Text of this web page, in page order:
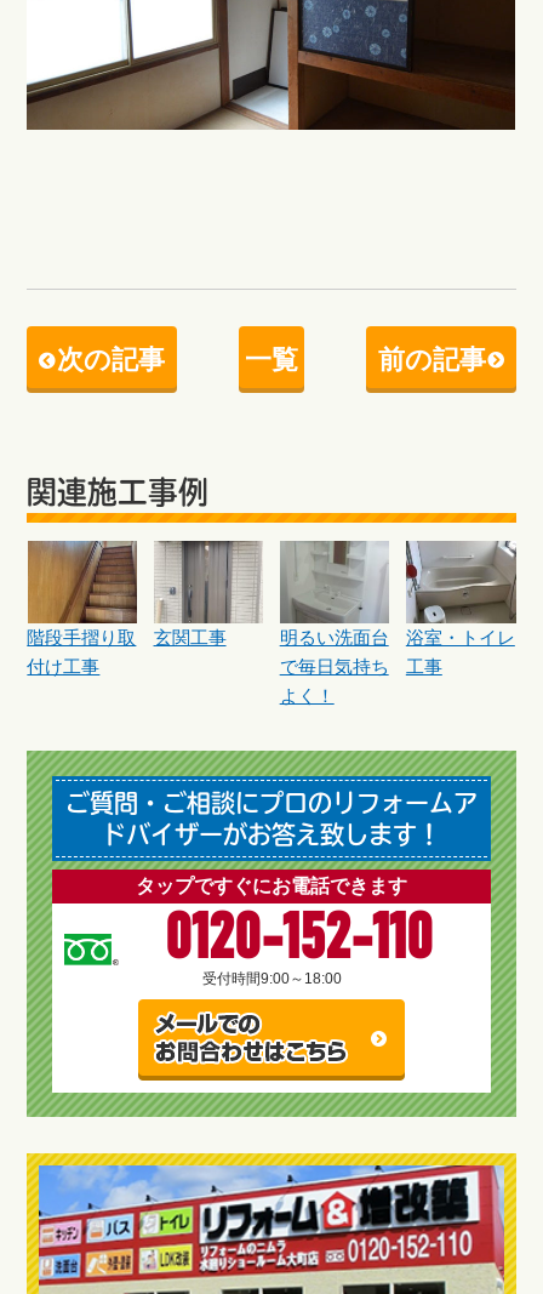
次の記事 一覧 前の記事
関連施工事例
階段手摺り取
付け工事
玄関工事
明るい洗面台
で毎日気持ち
よく！
浴室・トイレ
工事
ご質問・ご相談にプロのリフォームア
ドバイザーがお答え致します！
タップですぐにお電話できます
0120-152-110
受付時間9:00～18:00